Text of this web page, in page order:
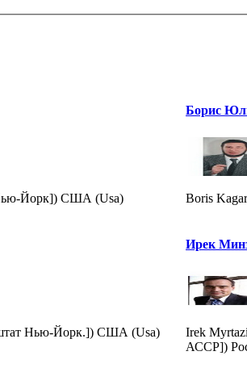
Йорк]) США (Usa)
Борис
Boris
Нью-Йорк.]) США (Usa)
Ирек
Irek
АССР])